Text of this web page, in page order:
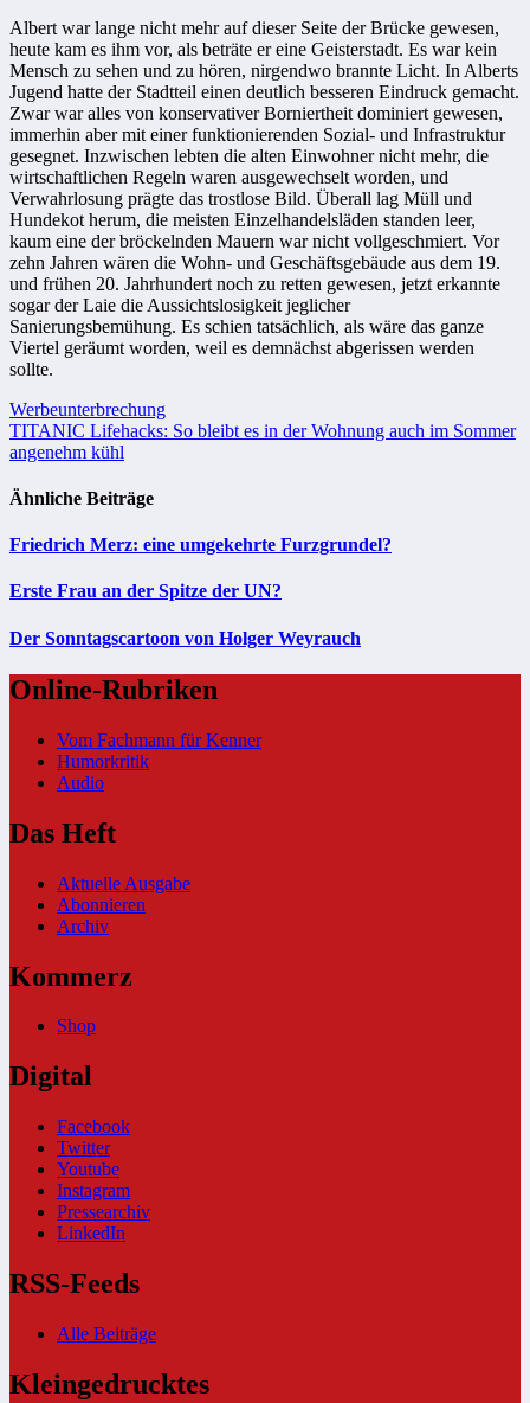
Albert war lange nicht mehr auf dieser Seite der Brücke gewesen,
heute kam es ihm vor, als beträte er eine Geisterstadt. Es war kein
Mensch zu sehen und zu hören, nirgendwo brannte Licht. In Alberts
Jugend hatte der Stadtteil einen deutlich besseren Eindruck gemacht.
Zwar war alles von konservativer Borniertheit dominiert gewesen,
immerhin aber mit einer funktionierenden Sozial- und Infrastruktur
gesegnet. Inzwischen lebten die alten Einwohner nicht mehr, die
wirtschaftlichen Regeln waren ausgewechselt worden, und
Verwahrlosung prägte das trostlose Bild. Überall lag Müll und
Hundekot herum, die meisten Einzelhandelsläden standen leer,
kaum eine der bröckelnden Mauern war nicht vollgeschmiert. Vor
zehn Jahren wären die Wohn- und Geschäftsgebäude aus dem 19.
und frühen 20. Jahrhundert noch zu retten gewesen, jetzt erkannte
sogar der Laie die Aussichtslosigkeit jeglicher
Sanierungsbemühung. Es schien tatsächlich, als wäre das ganze
Viertel geräumt worden, weil es demnächst abgerissen werden
sollte.
Beitragsnavigation
Werbeunterbrechung
TITANIC Lifehacks: So bleibt es in der Wohnung auch im Sommer
angenehm kühl
Ähnliche Beiträge
Friedrich Merz: eine umgekehrte Furzgrundel?
Erste Frau an der Spitze der UN?
Der Sonntagscartoon von Holger Weyrauch
Online-Rubriken
Vom Fachmann für Kenner
Humorkritik
Audio
Das Heft
Aktuelle Ausgabe
Abonnieren
Archiv
Kommerz
Shop
Digital
Facebook
Twitter
Youtube
Instagram
Pressearchiv
LinkedIn
RSS-Feeds
Alle Beiträge
Kleingedrucktes